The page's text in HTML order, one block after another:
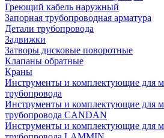
Греющий кабель наружный
Запорная трубопроводная арматура
Детали трубопровода
Задвижки
Затворы дисковые поворотные
Клапаны обратные
Краны
Инструменты и комплектующие для
трубопровода
Инструменты и комплектующие для
трубопровода CANDAN
Инструменты и комплектующие для